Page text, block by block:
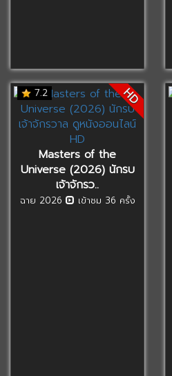
7.2 HD
Masters of the
Universe (2026) นักรบ
เจ้าจักรว..
ฉาย 2026 เข้าชม 36 ครั้ง